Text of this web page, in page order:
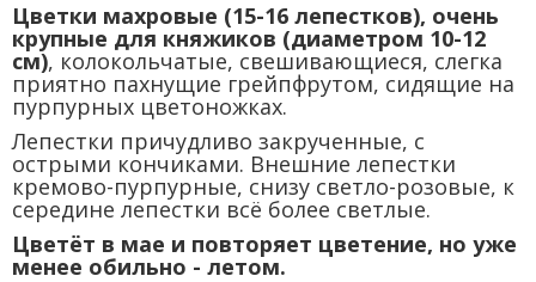
Цветки махровые (15-16 лепестков), очень
крупные для княжиков (диаметром 10-12
см), колокольчатые, свешивающиеся, слегка
приятно пахнущие грейпфрутом, сидящие на
пурпурных цветоножках.
Лепестки причудливо закрученные, с
острыми кончиками. Внешние лепестки
кремово-пурпурные, снизу светло-розовые, к
середине лепестки всё более светлые.
Цветёт в мае и повторяет цветение, но уже
менее обильно - летом.